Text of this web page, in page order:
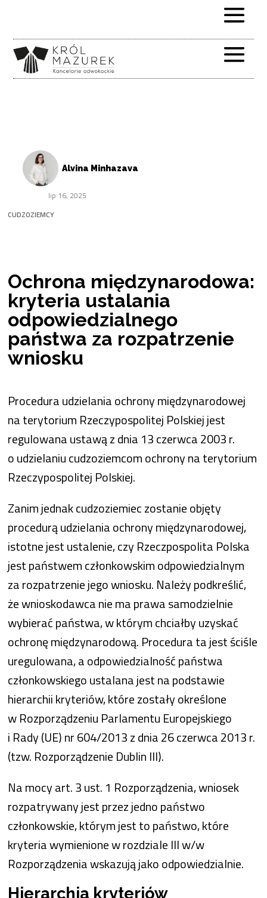
Alvina Minhazava
lip 16, 2025
CUDZOZIEMCY
Ochrona międzynarodowa:
kryteria ustalania
odpowiedzialnego
państwa za rozpatrzenie
wniosku
Procedura udzielania ochrony międzynarodowej
na terytorium Rzeczypospolitej Polskiej jest
regulowana ustawą z dnia 13 czerwca 2003 r.
o udzielaniu cudzoziemcom ochrony na terytorium
Rzeczypospolitej Polskiej.
Zanim jednak cudzoziemiec zostanie objęty
procedurą udzielania ochrony międzynarodowej,
istotne jest ustalenie, czy Rzeczpospolita Polska
jest państwem członkowskim odpowiedzialnym
za rozpatrzenie jego wniosku. Należy podkreślić,
że wnioskodawca nie ma prawa samodzielnie
wybierać państwa, w którym chciałby uzyskać
ochronę międzynarodową. Procedura ta jest ściśle
uregulowana, a odpowiedzialność państwa
członkowskiego ustalana jest na podstawie
hierarchii kryteriów, które zostały określone
w Rozporządzeniu Parlamentu Europejskiego
i Rady (UE) nr 604/2013 z dnia 26 czerwca 2013 r.
(tzw. Rozporządzenie Dublin III).
Na mocy art. 3 ust. 1 Rozporządzenia, wniosek
rozpatrywany jest przez jedno państwo
członkowskie, którym jest to państwo, które
kryteria wymienione w rozdziale III w/w
Rozporządzenia wskazują jako odpowiedzialnie.
Hierarchia kryteriów